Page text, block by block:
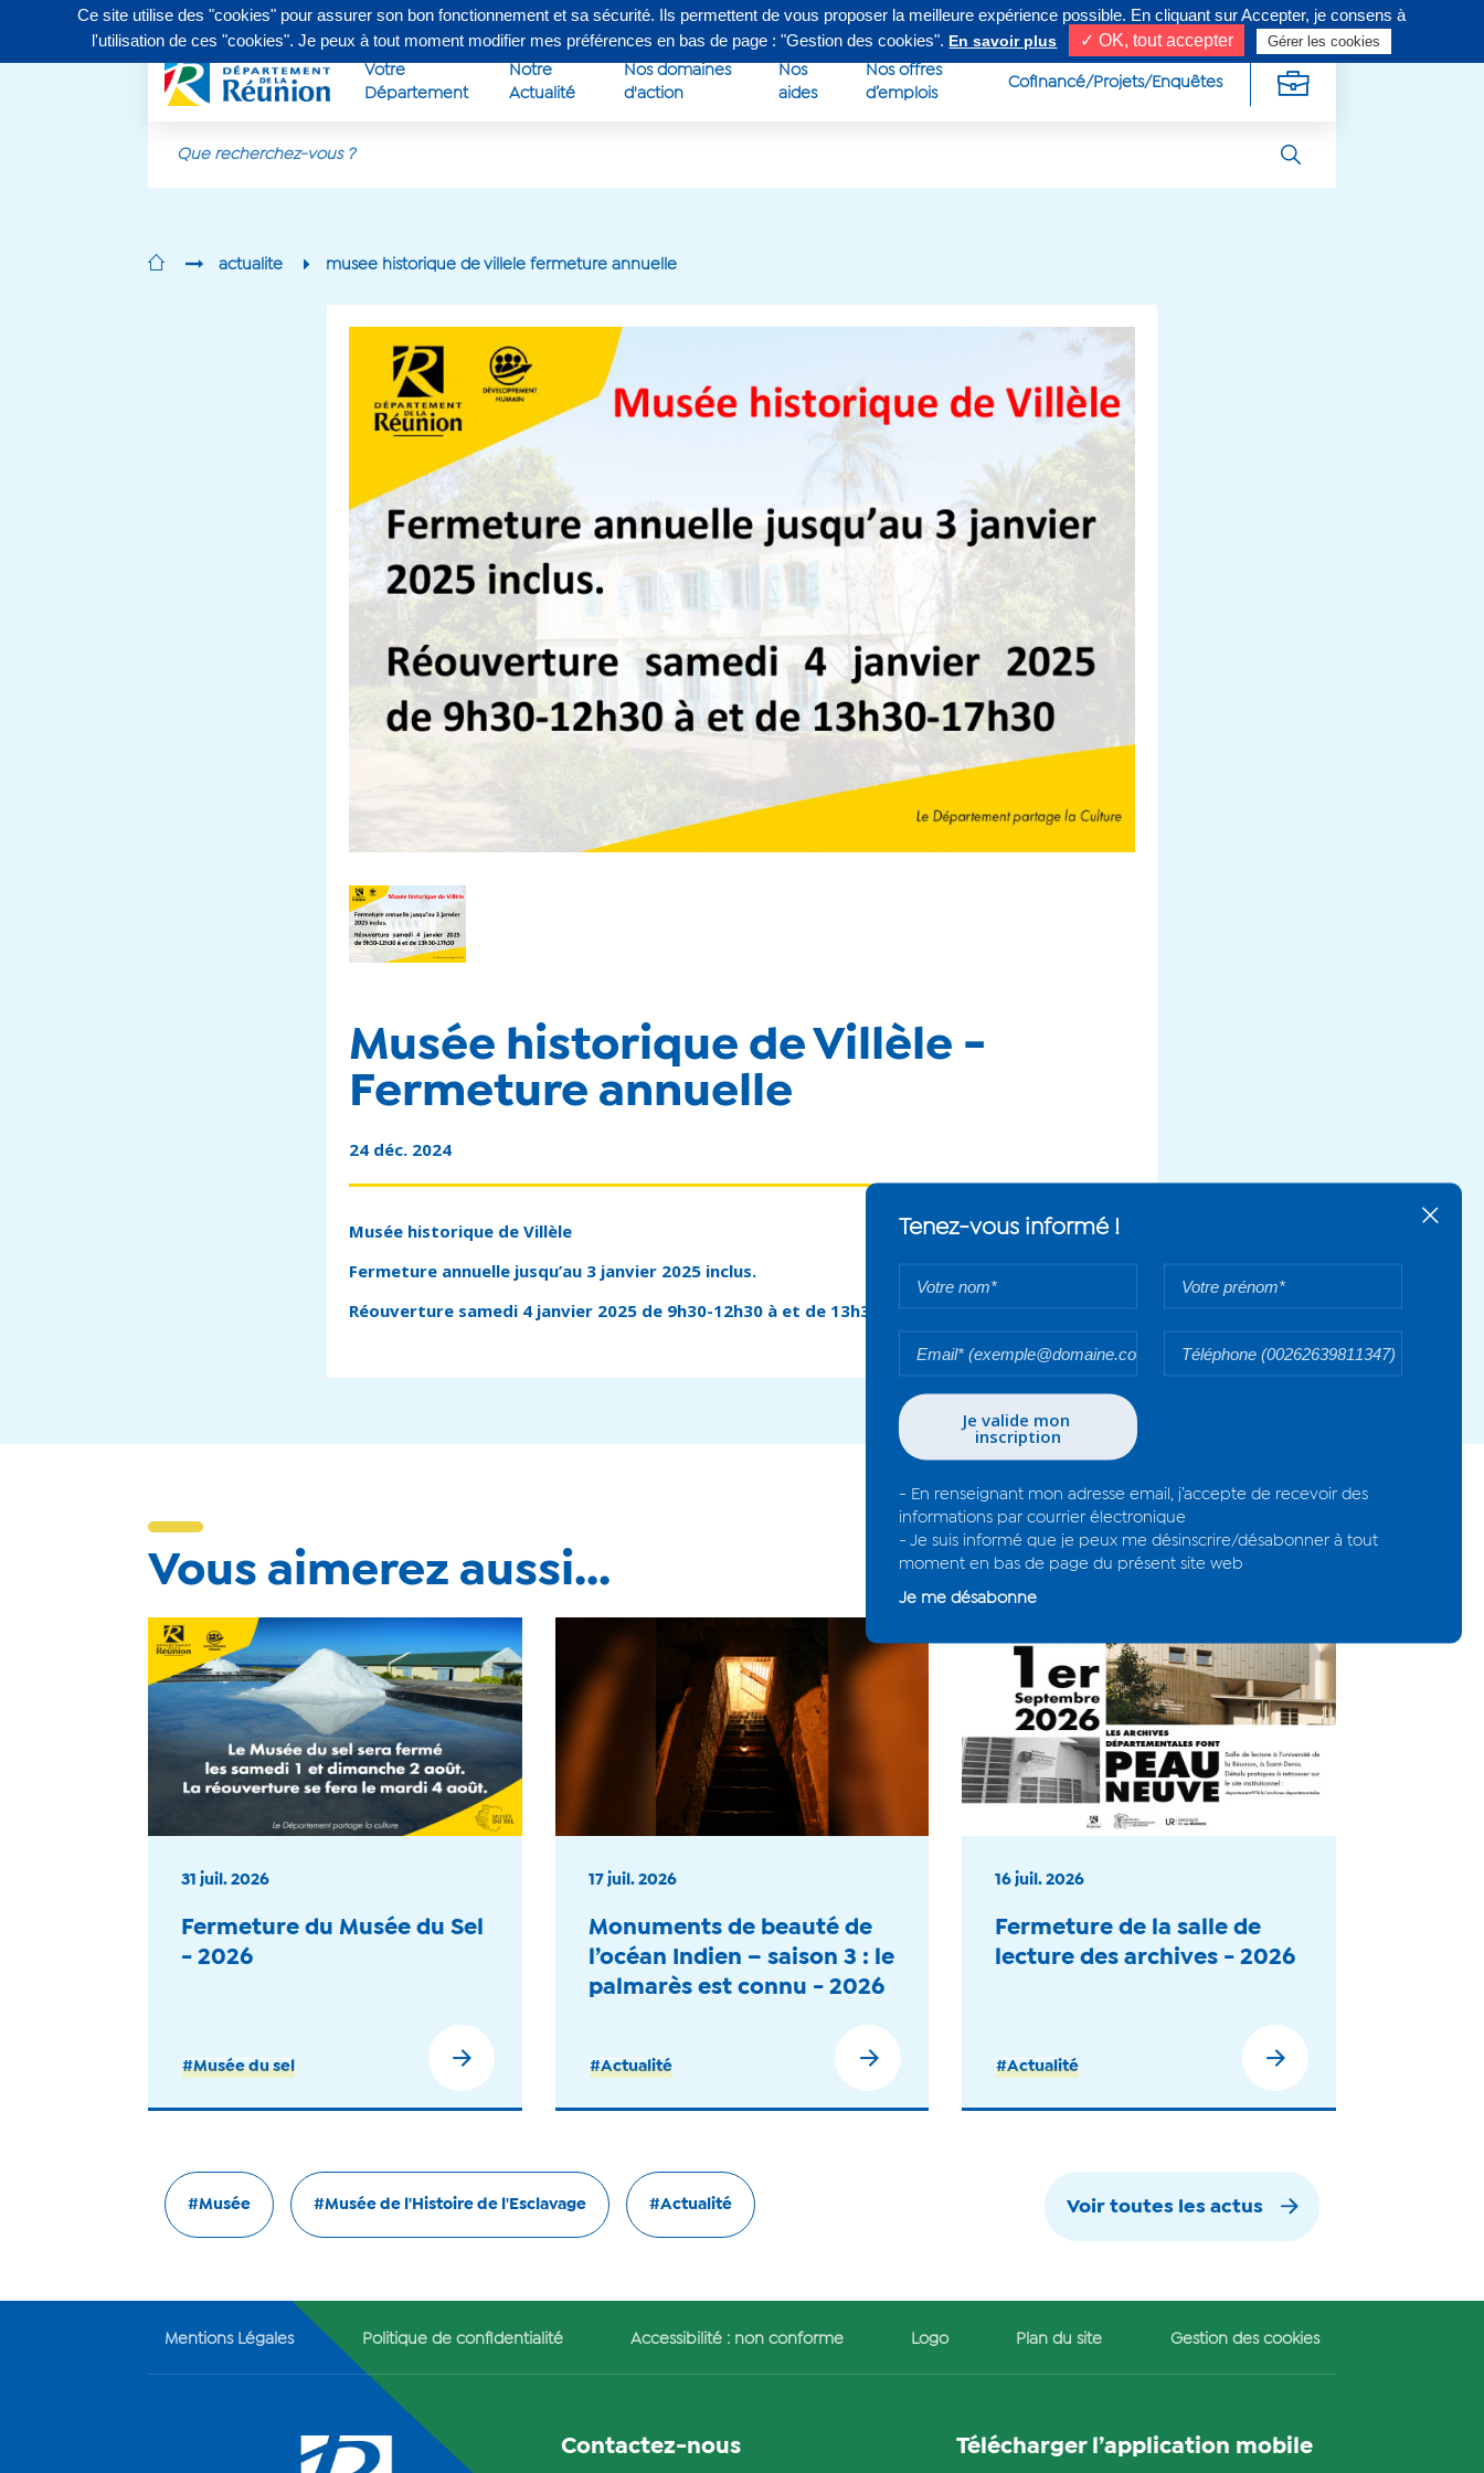
Contactez-nous au 0262 90 30 30, du lundi au vendredi de 8h à 16h30 Suivez-nous sur
Votre
Département
Notre
Actualité
Nos domaines
d'action
Nos
aides
Nos offres
d’emplois
Cofinancé/Projets/Enquêtes
actualite musee historique de villele fermeture annuelle
Musée historique de Villèle -
Fermeture annuelle
24 déc. 2024
Musée historique de Villèle
Fermeture annuelle jusqu’au 3 janvier 2025 inclus.
Réouverture samedi 4 janvier 2025 de 9h30-12h30 à et de 13h30-17h30
Vous aimerez aussi...
31 juil. 2026
Fermeture du Musée du Sel
- 2026
#Musée du sel
17 juil. 2026
Monuments de beauté de
l’océan Indien – saison 3 : le
palmarès est connu - 2026
#Actualité
16 juil. 2026
Fermeture de la salle de
lecture des archives - 2026
#Actualité
#Musée #Musée de l'Histoire de l'Esclavage #Actualité Voir toutes les actus
Mentions Légales Politique de confidentialité Accessibilité : non conforme Logo Plan du site Gestion des cookies
Contactez-nous Télécharger l’application mobile
Ce site utilise des "cookies" pour assurer son bon fonctionnement et sa sécurité. Ils permettent de vous proposer la meilleure expérience possible. En cliquant sur Accepter, je consens à
l'utilisation de ces "cookies". Je peux à tout moment modifier mes préférences en bas de page : "Gestion des cookies". En savoir plus ✓ OK, tout accepter Gérer les cookies